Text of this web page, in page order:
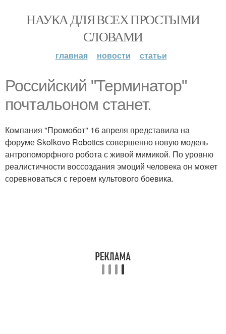
НАУКА ДЛЯ ВСЕХ ПРОСТЫМИ
СЛОВАМИ
главная новости статьи
Российский "Терминатор"
почтальоном станет.
Компания "Промобот" 16 апреля представила на
форуме Skolkovo Robotics совершенно новую модель
антропоморфного робота с живой мимикой. По уровню
реалистичности воссоздания эмоций человека он может
соревноваться с героем культового боевика.